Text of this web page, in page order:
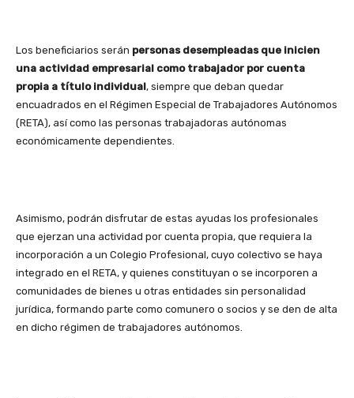
Los beneficiarios serán personas desempleadas que inicien
una actividad empresarial como trabajador por cuenta
propia a título individual, siempre que deban quedar
encuadrados en el Régimen Especial de Trabajadores Autónomos
(RETA), así como las personas trabajadoras autónomas
económicamente dependientes.
Asimismo, podrán disfrutar de estas ayudas los profesionales
que ejerzan una actividad por cuenta propia, que requiera la
incorporación a un Colegio Profesional, cuyo colectivo se haya
integrado en el RETA, y quienes constituyan o se incorporen a
comunidades de bienes u otras entidades sin personalidad
jurídica, formando parte como comunero o socios y se den de alta
en dicho régimen de trabajadores autónomos.